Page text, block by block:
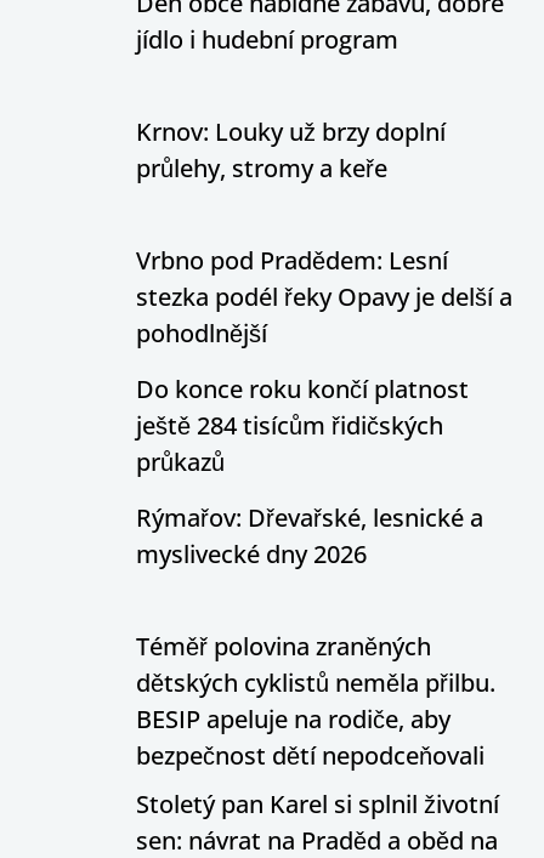
jídlo i hudební program
Krnov: Louky už brzy doplní
průlehy, stromy a keře
Vrbno pod Pradědem: Lesní
stezka podél řeky Opavy je delší a
pohodlnější
Do konce roku končí platnost
ještě 284 tisícům řidičských
průkazů
Rýmařov: Dřevařské, lesnické a
myslivecké dny 2026
Téměř polovina zraněných
dětských cyklistů neměla přilbu.
BESIP apeluje na rodiče, aby
bezpečnost dětí nepodceňovali
Stoletý pan Karel si splnil životní
sen: návrat na Praděd a oběd na